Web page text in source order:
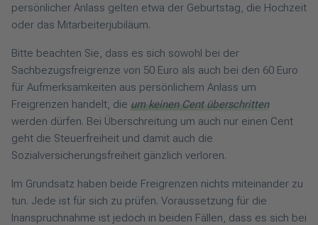
persönlicher Anlass gelten etwa der Geburtstag, die Hochzeit
oder das Mitarbeiterjubiläum.
Bitte beachten Sie, dass es sich sowohl bei der
Sachbezugsfreigrenze von 50 Euro als auch bei den 60 Euro
für Aufmerksamkeiten aus persönlichem Anlass um
Freigrenzen handelt, die um keinen Cent überschritten
werden dürfen. Bei Überschreitung um auch nur einen Cent
geht die Steuerfreiheit und damit auch die
Sozialversicherungsfreiheit gänzlich verloren.
Im Grundsatz haben beide Freigrenzen nichts miteinander zu
tun. Jede ist für sich zu prüfen. Voraussetzung für die
Inanspruchnahme ist jedoch in beiden Fällen, dass es sich bei